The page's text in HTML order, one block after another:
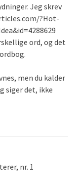
Jeg skrev
?Hot-
ord, og det
men du kalder
siger det, ikke
nr. 1